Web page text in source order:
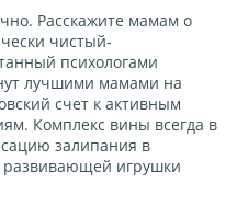
Расскажите мамам о
чистый-
психологами
лучшими мамами на
счет к активным
Комплекс вины всегда в
залипания в
развивающей игрушки